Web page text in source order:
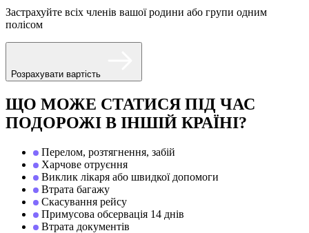
Застрахуйте всіх членів вашої родини або групи одним
полісом
Розрахувати вартість
ЩО МОЖЕ СТАТИСЯ ПІД ЧАС
ПОДОРОЖІ В ІНШІЙ КРАЇНІ?
Перелом, розтягнення, забій
Харчове отруєння
Виклик лікаря або швидкої допомоги
Втрата багажу
Скасування рейсу
Примусова обсервація 14 днів
Втрата документів